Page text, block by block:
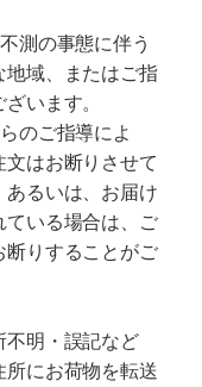
測の事態に伴う
域、またはご指
います。
のご指導によ
はお断りさせて
るいは、お届け
ている場合は、ご
りすることがご
不明・誤記など
にお荷物を転送